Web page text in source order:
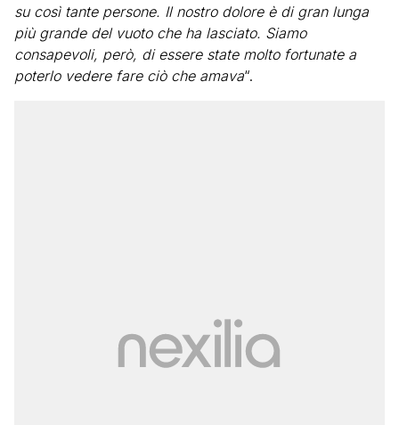
su così tante persone. Il nostro dolore è di gran lunga
più grande del vuoto che ha lasciato. Siamo
consapevoli, però, di essere state molto fortunate a
poterlo vedere fare ciò che amava“.